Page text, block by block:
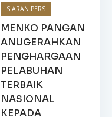
SIARAN PERS
MENKO PANGAN
ANUGERAHKAN
PENGHARGAAN
PELABUHAN
TERBAIK
NASIONAL
KEPADA